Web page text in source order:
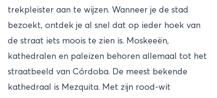
trekpleister aan te wijzen. Wanneer je de stad
bezoekt, ontdek je al snel dat op ieder hoek van
de straat iets moois te zien is. Moskeeën,
kathedralen en paleizen behoren allemaal tot het
straatbeeld van Córdoba. De meest bekende
kathedraal is Mezquita. Met zijn rood-wit